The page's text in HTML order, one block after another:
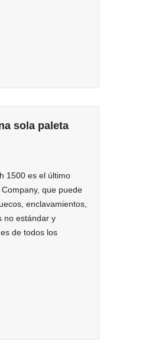
sola paleta
1500 es el último
que puede
enclavamientos,
no estándar y
de todos los